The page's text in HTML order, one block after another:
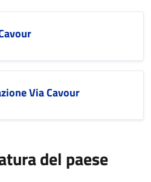
Via Cavour
del paese